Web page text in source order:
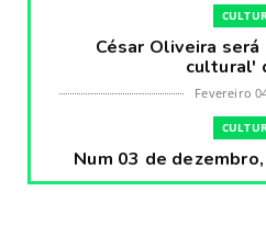
César Oliveira
cultural'
Fevereiro
Num 03 de
Prestes, o